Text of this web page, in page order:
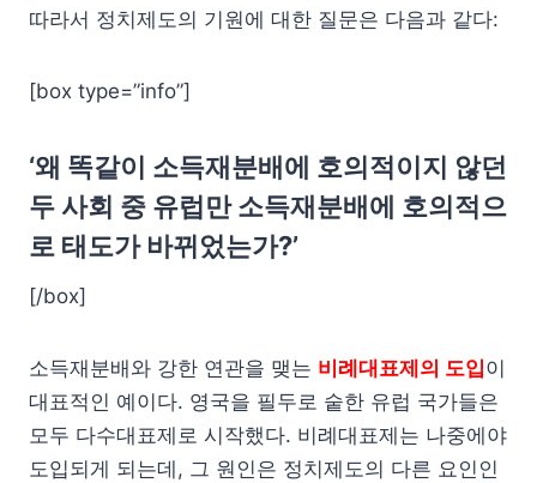
따라서 정치제도의 기원에 대한 질문은 다음과 같다:
[box type=”info”]
‘왜 똑같이 소득재분배에 호의적이지 않던
두 사회 중 유럽만 소득재분배에 호의적으
로 태도가 바뀌었는가?’
[/box]
소득재분배와 강한 연관을 맺는 비례대표제의 도입이
대표적인 예이다. 영국을 필두로 숱한 유럽 국가들은
모두 다수대표제로 시작했다. 비례대표제는 나중에야
도입되게 되는데, 그 원인은 정치제도의 다른 요인인